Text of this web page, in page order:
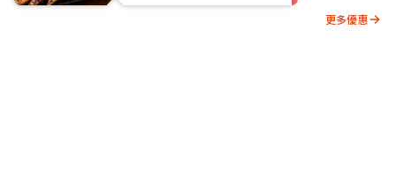
更多優惠